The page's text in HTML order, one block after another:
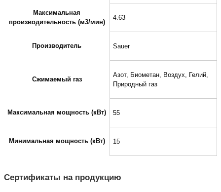
Максимальная
производительность (м3/мин)
4.63
Производитель Sauer
Сжимаемый газ
Азот, Биометан, Воздух, Гелий,
Природный газ
Максимальная мощность (кВт) 55
Минимальная мощность (кВт) 15
Сертификаты на продукцию